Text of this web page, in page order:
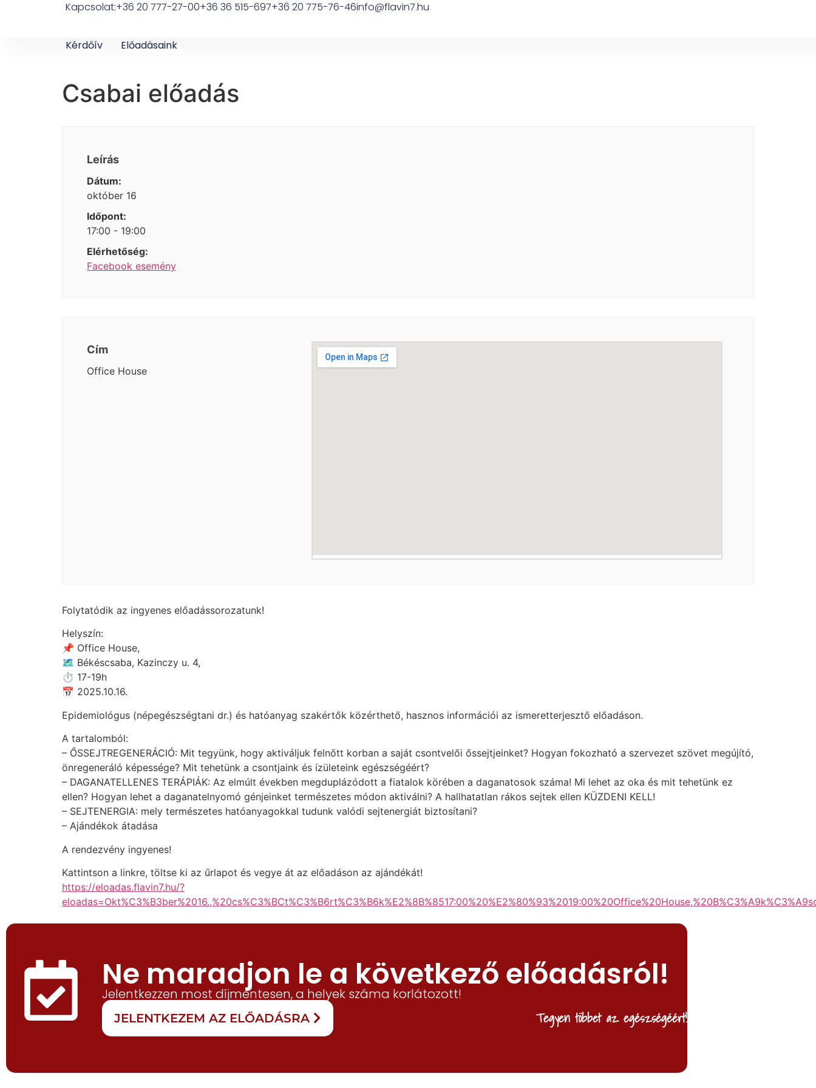
Kapcsolat:+36 20 777-27-00+36 36 515-697+36 20 775-76-46info@flavin7.hu
Kérdőív Előadásaink
Csabai előadás
Leírás
Dátum:
október 16
Időpont:
17:00 - 19:00
Elérhetőség:
Facebook esemény
Cím
Office House
Folytatódik az ingyenes előadássorozatunk!
Helyszín:
📌 Office House,
🗺 Békéscsaba, Kazinczy u. 4,
⏱ 17-19h
📅 2025.10.16.
Epidemiológus (népegészségtani dr.) és hatóanyag szakértők közérthető, hasznos információi az ismeretterjesztő előadáson.
A tartalomból:
– ŐSSEJTREGENERÁCIÓ: Mit tegyünk, hogy aktiváljuk felnőtt korban a saját csontvelői őssejtjeinket? Hogyan fokozható a szervezet szövet megújító,
önregeneráló képessége? Mit tehetünk a csontjaink és ízületeink egészségéért?
– DAGANATELLENES TERÁPIÁK: Az elmúlt években megduplázódott a fiatalok körében a daganatosok száma! Mi lehet az oka és mit tehetünk ez
ellen? Hogyan lehet a daganatelnyomó génjeinket természetes módon aktiválni? A hallhatatlan rákos sejtek ellen KÜZDENI KELL!
– SEJTENERGIA: mely természetes hatóanyagokkal tudunk valódi sejtenergiát biztosítani?
– Ajándékok átadása
A rendezvény ingyenes!
Kattintson a linkre, töltse ki az űrlapot és vegye át az előadáson az ajándékát!
https://eloadas.flavin7.hu/?
Tegyen többet az egészségéért!
Ne maradjon le a következő előadásról!
Jelentkezzen most díjmentesen, a helyek száma korlátozott!
JELENTKEZEM AZ ELŐADÁSRA